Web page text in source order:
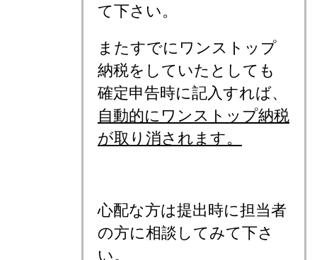
て下さい。
またすでにワンストップ
納税をしていたとしても
確定申告時に記入すれば、
自動的にワンストップ納税
が取り消されます。
心配な方は提出時に担当者
の方に相談してみて下さ
い。